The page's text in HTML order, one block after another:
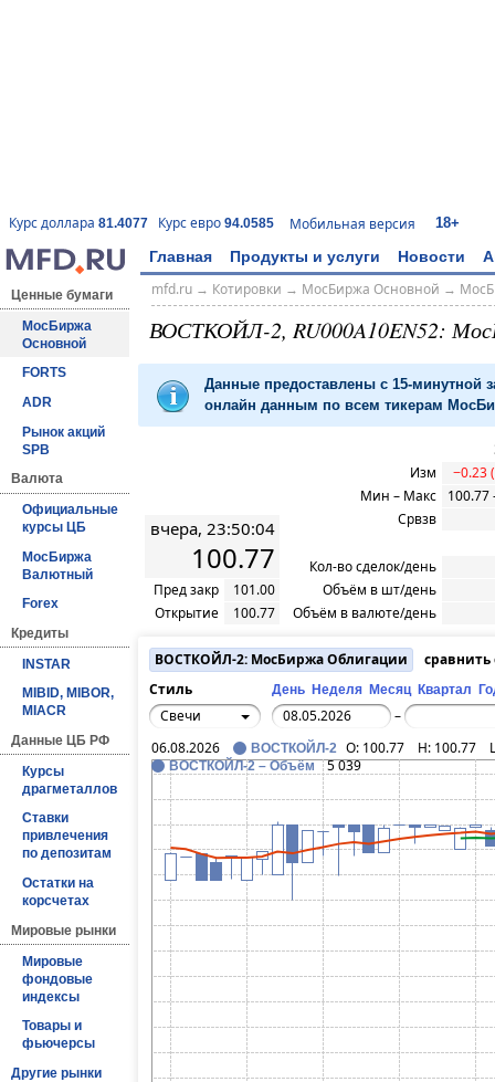
Курс доллара 81.4077 Курс евро 94.0585 Мобильная версия 18+
Главная Продукты и услуги Новости
Ценные бумаги
МосБиржа
Основной
FORTS
ADR
Рынок акций
SPB
Валюта
Официальные
курсы ЦБ
МосБиржа
Валютный
Forex
Кредиты
INSTAR
MIBID, MIBOR,
MIACR
Данные ЦБ РФ
Курсы
драгметаллов
Ставки
привлечения
по депозитам
Остатки на
корсчетах
Мировые рынки
Мировые
фондовые
индексы
Товары и
фьючерсы
Другие рынки
mfd.ru→ Котировки → МосБиржа Основной →
ВОСТКОЙЛ-2, RU000A10EN52:
Данные предоставлены с 15-минутной
онлайн данным по всем тикерам
вчера, 23:50:04
100.77
Пред закр
101.00
Открытие
100.77
Изм
−0.23
Мин – Макс
100.77
Срвзв
Кол-во сделок/день
Объём в шт/день
Объём в валюте/день
ВОСТКОЙЛ-2: МосБиржа Облигации
Стиль
День Неделя Месяц Квартал
Свечи –
06.08.2026 ВОСТКОЙЛ-2 O: 100.77 H: 100.77
ВОСТКОЙЛ-2 – Объём 5 039